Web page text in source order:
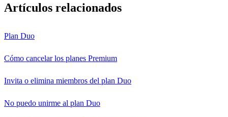
Artículos relacionados
Plan Duo
Cómo cancelar los planes Premium
Invita o elimina miembros del plan Duo
No puedo unirme al plan Duo